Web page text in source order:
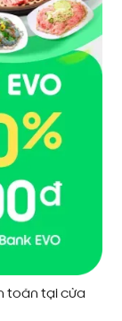
toán tại cửa